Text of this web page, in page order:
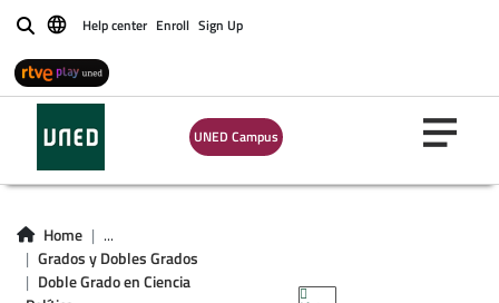
BuscarHelp center Enroll Sign Up
UNED Campus
Home
...
Grados y Dobles Grados
Doble Grado en Ciencia